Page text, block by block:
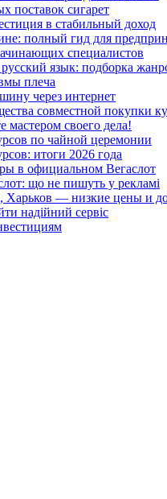
поставок сигарет
в стабильный доход
полный гид для
специалистов
язык: подборка
плеча
через интернет
совместной покупки
мастером своего дела!
по чайной церемонии
итоги 2026 года
в официальном Вегаслот
що не пишуть у рекламі
Харьков — низкие цены и
надійний сервіс